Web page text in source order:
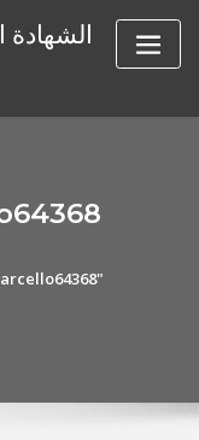
الشهادة الفضية 1928